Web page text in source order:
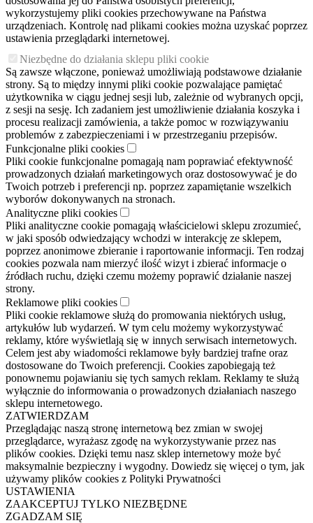
wykorzystujemy pliki cookies przechowywane na Państwa
urządzeniach. Kontrolę nad plikami cookies można uzyskać poprzez
ustawienia przeglądarki internetowej.
Niezbędne do działania sklepu pliki cookie
Są zawsze włączone, ponieważ umożliwiają podstawowe działanie
strony. Są to między innymi pliki cookie pozwalające pamiętać
użytkownika w ciągu jednej sesji lub, zależnie od wybranych opcji,
z sesji na sesję. Ich zadaniem jest umożliwienie działania koszyka i
procesu realizacji zamówienia, a także pomoc w rozwiązywaniu
problemów z zabezpieczeniami i w przestrzeganiu przepisów.
Funkcjonalne pliki cookies
Pliki cookie funkcjonalne pomagają nam poprawiać efektywność
prowadzonych działań marketingowych oraz dostosowywać je do
Twoich potrzeb i preferencji np. poprzez zapamiętanie wszelkich
wyborów dokonywanych na stronach.
Analityczne pliki cookies
Pliki analityczne cookie pomagają właścicielowi sklepu zrozumieć,
w jaki sposób odwiedzający wchodzi w interakcję ze sklepem,
poprzez anonimowe zbieranie i raportowanie informacji. Ten rodzaj
cookies pozwala nam mierzyć ilość wizyt i zbierać informacje o
źródłach ruchu, dzięki czemu możemy poprawić działanie naszej
strony.
Reklamowe pliki cookies
Pliki cookie reklamowe służą do promowania niektórych usług,
artykułów lub wydarzeń. W tym celu możemy wykorzystywać
reklamy, które wyświetlają się w innych serwisach internetowych.
Celem jest aby wiadomości reklamowe były bardziej trafne oraz
dostosowane do Twoich preferencji. Cookies zapobiegają też
ponownemu pojawianiu się tych samych reklam. Reklamy te służą
wyłącznie do informowania o prowadzonych działaniach naszego
sklepu internetowego.
ZATWIERDZAM
Przeglądając naszą stronę internetową bez zmian w swojej
przeglądarce, wyrażasz zgodę na wykorzystywanie przez nas
plików cookies. Dzięki temu nasz sklep internetowy może być
maksymalnie bezpieczny i wygodny. Dowiedz się więcej o tym, jak
używamy plików cookies z Polityki Prywatności
USTAWIENIA
ZAAKCEPTUJ TYLKO NIEZBĘDNE
ZGADZAM SIĘ